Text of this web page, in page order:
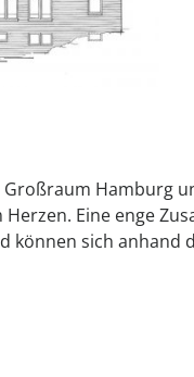
Hamburg
Eine enge
können sich anhand